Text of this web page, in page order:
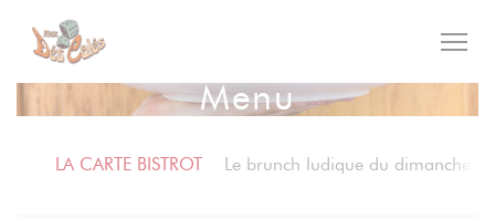
Panel pro správu cookies
Menu
LA CARTE BISTROT Le brunch ludique du dimanche